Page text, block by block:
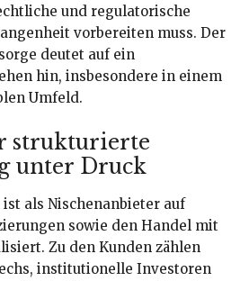
und regulatorische
vorbereiten muss. Der
deutet auf ein
hin, insbesondere in einem
Umfeld.
strukturierte
unter Druck
als Nischenanbieter auf
sowie den Handel mit
Zu den Kunden zählen
institutionelle Investoren